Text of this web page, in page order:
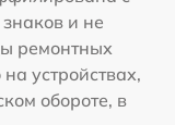
и не
ремонтных
устройствах,
обороте, в